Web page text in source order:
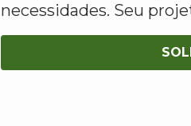
necessidades. Seu